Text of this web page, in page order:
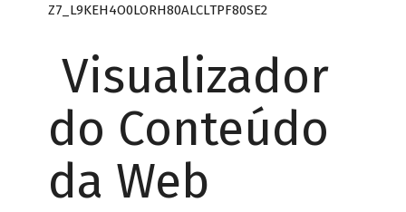
Z7_L9KEH4O0LORH80ALCLTPF80SE2
Visualizador
do Conteúdo
da Web